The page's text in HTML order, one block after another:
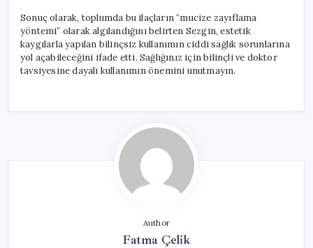
Sonuç olarak, toplumda bu ilaçların “mucize zayıflama
yöntemi” olarak algılandığını belirten Sezgin, estetik
kaygılarla yapılan bilinçsiz kullanımın ciddi sağlık sorunlarına
yol açabileceğini ifade etti. Sağlığınız için bilinçli ve doktor
tavsiyesine dayalı kullanımın önemini unutmayın.
Author
Fatma Çelik